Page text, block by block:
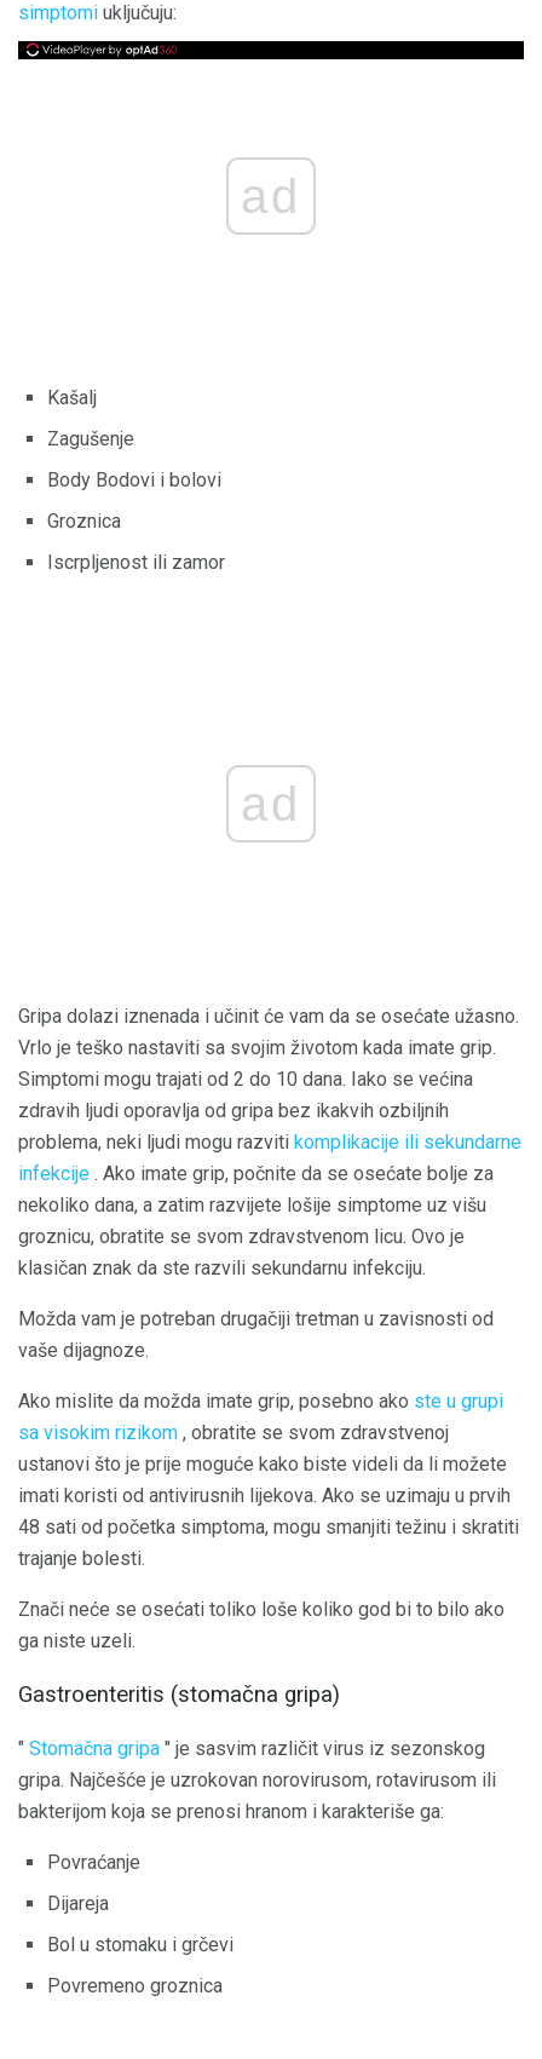
simptomi uključuju:
ad
Kašalj
Zagušenje
Body Bodovi i bolovi
Groznica
Iscrpljenost ili zamor
ad
Gripa dolazi iznenada i učinit će vam da se osećate užasno.
Vrlo je teško nastaviti sa svojim životom kada imate grip.
Simptomi mogu trajati od 2 do 10 dana. Iako se većina
zdravih ljudi oporavlja od gripa bez ikakvih ozbiljnih
problema, neki ljudi mogu razviti komplikacije ili sekundarne
infekcije . Ako imate grip, počnite da se osećate bolje za
nekoliko dana, a zatim razvijete lošije simptome uz višu
groznicu, obratite se svom zdravstvenom licu. Ovo je
klasičan znak da ste razvili sekundarnu infekciju.
Možda vam je potreban drugačiji tretman u zavisnosti od
vaše dijagnoze.
Ako mislite da možda imate grip, posebno ako ste u grupi
sa visokim rizikom , obratite se svom zdravstvenoj
ustanovi što je prije moguće kako biste videli da li možete
imati koristi od antivirusnih lijekova. Ako se uzimaju u prvih
48 sati od početka simptoma, mogu smanjiti težinu i skratiti
trajanje bolesti.
Znači neće se osećati toliko loše koliko god bi to bilo ako
ga niste uzeli.
Gastroenteritis (stomačna gripa)
" Stomačna gripa " je sasvim različit virus iz sezonskog
gripa. Najčešće je uzrokovan norovirusom, rotavirusom ili
bakterijom koja se prenosi hranom i karakteriše ga:
Povraćanje
Dijareja
Bol u stomaku i grčevi
Povremeno groznica